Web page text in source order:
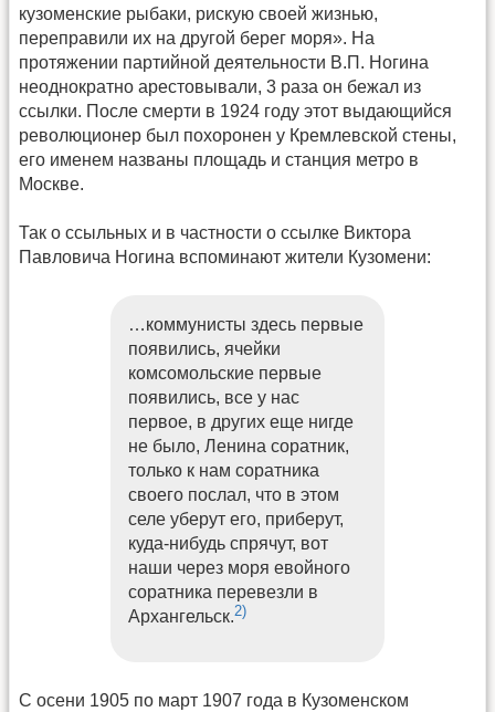
кузоменские рыбаки, рискую своей жизнью,
переправили их на другой берег моря». На
протяжении партийной деятельности В.П. Ногина
неоднократно арестовывали, 3 раза он бежал из
ссылки. После смерти в 1924 году этот выдающийся
революционер был похоронен у Кремлевской стены,
его именем названы площадь и станция метро в
Москве.
Так о ссыльных и в частности о ссылке Виктора
Павловича Ногина вспоминают жители Кузомени:
…коммунисты здесь первые
появились, ячейки
комсомольские первые
появились, все у нас
первое, в других еще нигде
не было, Ленина соратник,
только к нам соратника
своего послал, что в этом
селе уберут его, приберут,
куда-нибудь спрячут, вот
наши через моря евойного
соратника перевезли в
Архангельск.2)
С осени 1905 по март 1907 года в Кузоменском